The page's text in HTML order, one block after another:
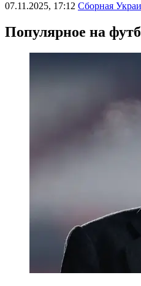
07.11.2025, 17:12 Сборная
Популярное на